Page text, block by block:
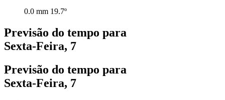
0.0 mm 19.7º
Previsão do tempo para
Sexta-Feira, 7
Previsão do tempo para
Sexta-Feira, 7